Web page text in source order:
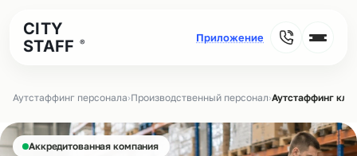
CITY
STAFF
®
Аутстаффинг персонала›Производственный персонал›Аутстаффинг
Аккредитованная компания